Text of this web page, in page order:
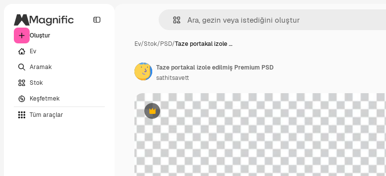
Oluştur
Ev
Aramak
Stok
Keşfetmek
Tüm araçlar
Ev/Stok/PSD/Taze portakal izole …
Premium
Taze portakal izole edilmiş Premium PSD
sathitsavett